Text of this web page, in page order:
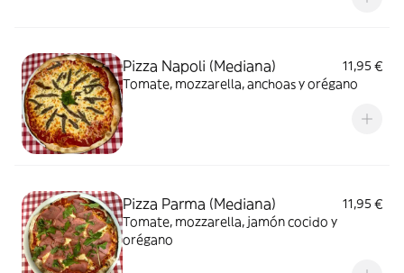
Pizza Napoli (Mediana)
11,95 €
Tomate, mozzarella, anchoas y orégano
Pizza Parma (Mediana)
11,95 €
Tomate, mozzarella, jamón cocido y
orégano